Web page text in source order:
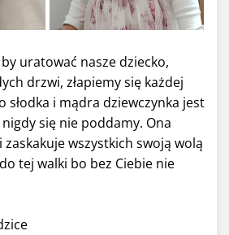
uratować nasze dziecko,
drzwi, złapiemy się każdej
słodka i mądra dziewczynka jest
się nie poddamy. Ona
i zaskakuje wszystkich swoją wolą
tej walki bo bez Ciebie nie